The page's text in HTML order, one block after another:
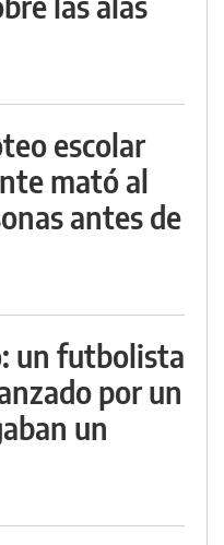
escolar
mató al
antes de
un futbolista
por un
un